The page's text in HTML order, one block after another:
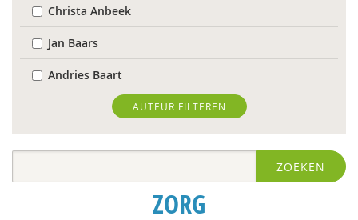
Christa Anbeek
Jan Baars
Andries Baart
Elena Bendien
Deirdre Beneken genaamd Kolmer
AUTEUR FILTEREN
ZOEKEN
ZORG